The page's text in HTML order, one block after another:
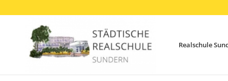
Realschule